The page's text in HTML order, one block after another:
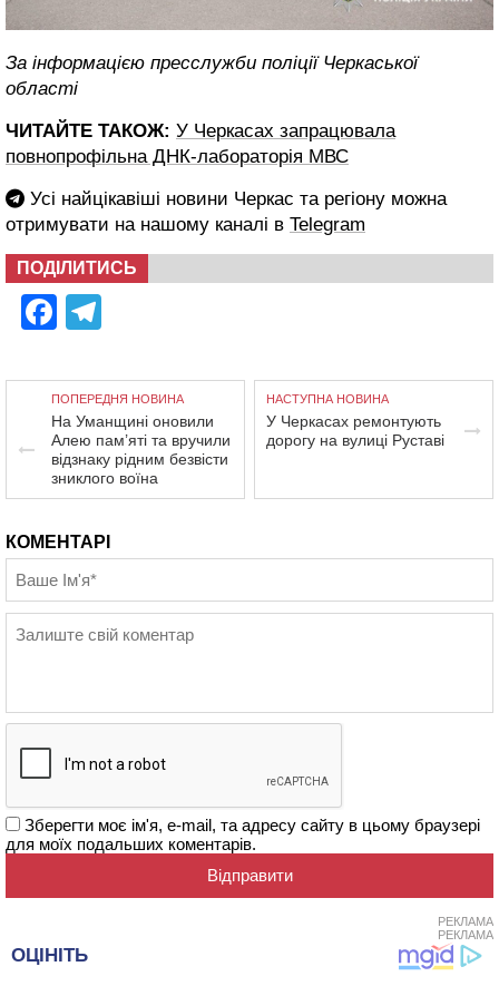
За інформацією пресслужби поліції Черкаської
області
ЧИТАЙТЕ ТАКОЖ: У Черкасах запрацювала
повнопрофільна ДНК-лабораторія МВС
Усі найцікавіші новини Черкас та регіону можна
отримувати на нашому каналі в Telegram
ПОДІЛИТИСЬ
Facebook
ПОПЕРЕДНЯ НОВИНА
На Уманщині оновили
Алею пам’яті та вручили
відзнаку рідним безвісти
зниклого воїна
НАСТУПНА НОВИНА
У Черкасах ремонтують
дорогу на вулиці Руставі
КОМЕНТАРІ
Зберегти моє ім'я, e-mail, та адресу сайту в цьому браузері
для моїх подальших коментарів.
РЕКЛАМА
РЕКЛАМА